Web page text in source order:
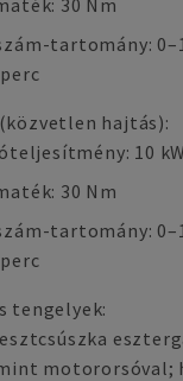
30 Nm
tartomány:
hajtás):
10 kW
30 Nm
tartomány:
tengelyek:
motororsóval;